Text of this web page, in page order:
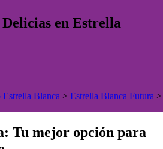
en Estrella
Estrella Blanca > Estrella Blanca Futura >
Tu mejor opción para